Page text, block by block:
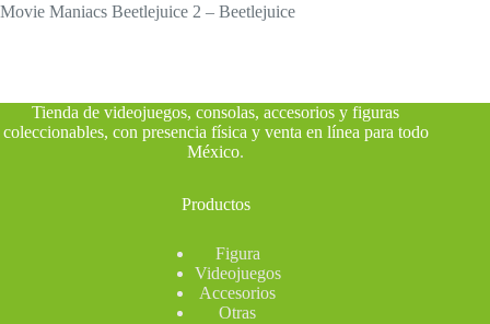
Movie Maniacs Beetlejuice 2 – Beetlejuice
Tienda de videojuegos, consolas, accesorios y figuras
coleccionables, con presencia física y venta en línea para todo
México.
Productos
Figura
Videojuegos
Accesorios
Otras